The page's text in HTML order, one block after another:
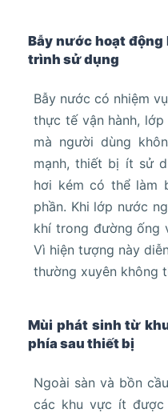
Bẫy nước hoạt
trình sử dụng
Bẫy nước có nhiệm
thực tế vận hành,
mà người dùng
mạnh, thiết bị ít sử
hơi kém có thể làm
phần. Khi lớp nước
khí trong đường ống
Vì hiện tượng này
thường xuyên không
Mùi phát sinh từ
phía sau thiết bị
Ngoài sàn và bồn
các khu vực ít được